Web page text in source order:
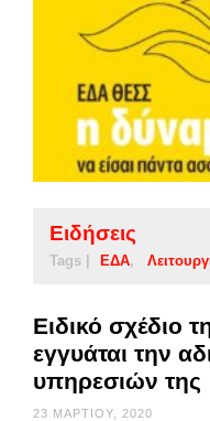
Ειδήσεις
Tags | ΕΔΑ
Ειδικό σχέδιο
εγγυάται την
υπηρεσιών της
23 ΜΑΡΤΊΟΥ, 2020